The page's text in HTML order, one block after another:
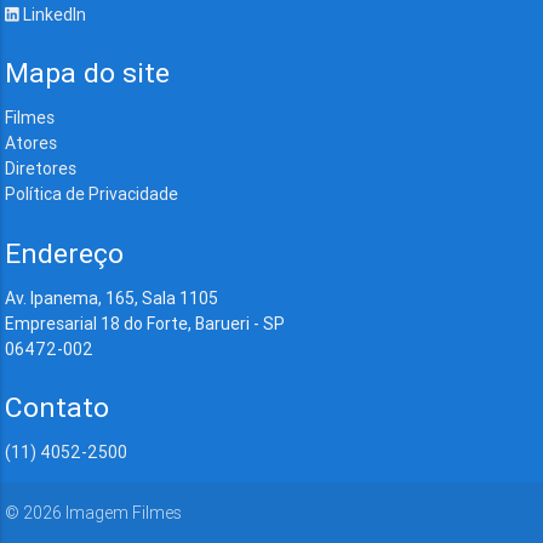
LinkedIn
Mapa do site
Filmes
Atores
Diretores
Política de Privacidade
Endereço
Av. Ipanema, 165, Sala 1105
Empresarial 18 do Forte, Barueri - SP
06472-002
Contato
(11) 4052-2500
© 2026 Imagem Filmes